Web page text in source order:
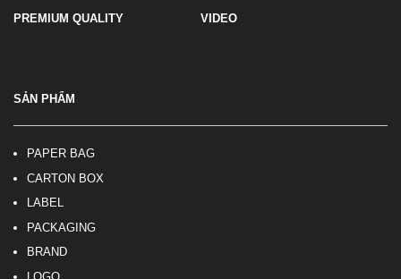
PREMIUM QUALITY VIDEO
SẢN PHẨM
PAPER BAG
CARTON BOX
LABEL
PACKAGING
BRAND